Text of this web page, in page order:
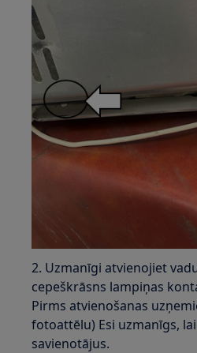
2. Uzmanīgi atvienojiet
cepeškrāsns lampiņas
Pirms atvienošanas
fotoattēlu) Esi uzmanīgs,
savienotājus.